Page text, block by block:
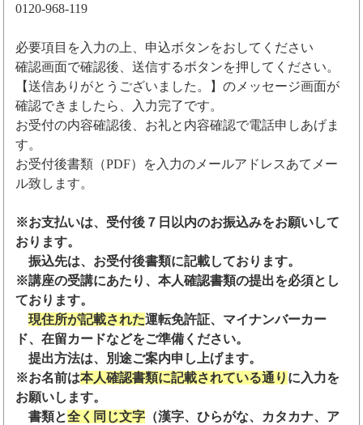
0120-968-119
必要項目を入力の上、申込ボタンをおしてください
確認画面で確認後、送信するボタンを押してください。
【送信ありがとうございました。】のメッセージ画面が
確認できましたら、入力完了です。
お受付の内容確認後、お礼と内容確認で電話申しあげま
す。
お受付後書類（PDF）を入力のメールアドレスあてメー
ル致します。
※お支払いは、受付後７日以内のお振込みをお願いして
おります。
振込先は、お受付後書類に記載しております。
※講座の受講にあたり、本人確認書類の提出を必須とし
ております。
現住所が記載された運転免許証、マイナンバーカー
ド、在留カードなどをご準備ください。
提出方法は、別途ご案内申し上げます。
※お名前は本人確認書類に記載されている通り に入力を
お願いします。
書類と全く同じ文字 （漢字、ひらがな、カタカナ、ア